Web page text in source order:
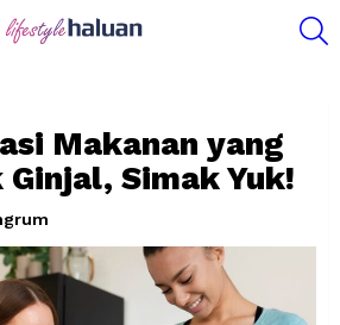
Makanan yang
Simak Yuk!